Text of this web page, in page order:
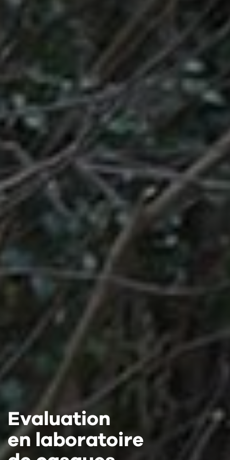
Evaluation
en laboratoire
Evaluation
en laboratoire
Evaluation
en laboratoire